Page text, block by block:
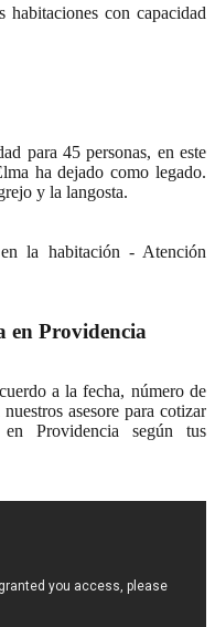
habitaciones con capacidad
para 45 personas, en este
ha dejado como legado.
y la langosta.
la habitación - Atención
en Providencia
a la fecha, número de
asesore para cotizar
Providencia según tus